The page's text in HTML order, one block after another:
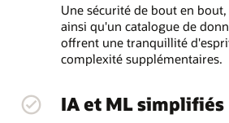
Une sécurité de bout en
ainsi qu'un catalogue de
offrent une tranquillité
complexité supplémentaires.
IA et ML simplifiés